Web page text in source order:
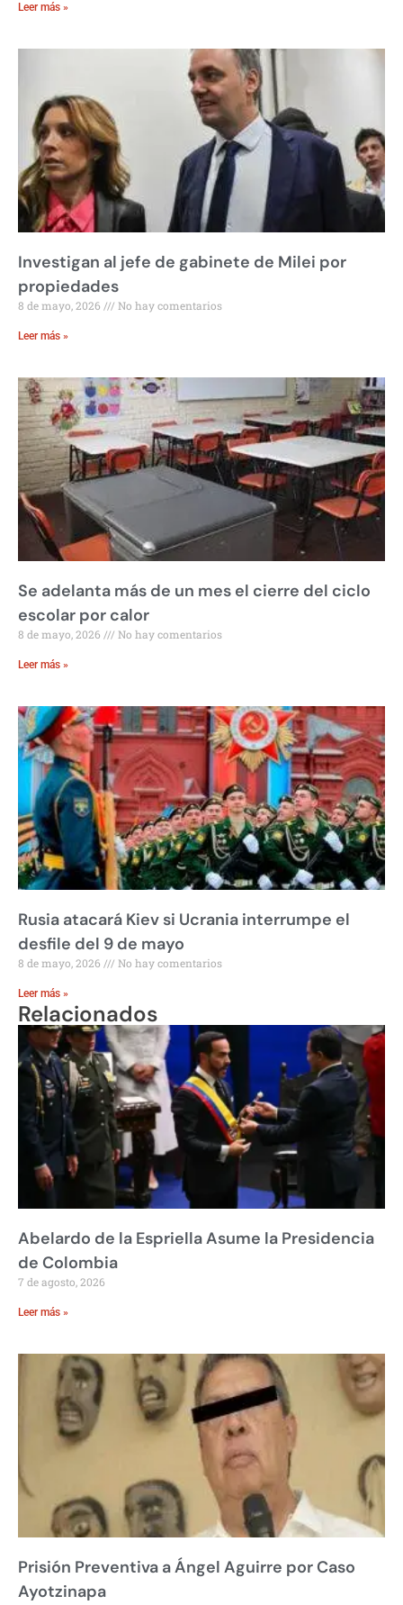
Leer más »
Investigan al jefe de gabinete de Milei por
propiedades
8 de mayo, 2026 No hay comentarios
Leer más »
Se adelanta más de un mes el cierre del ciclo
escolar por calor
8 de mayo, 2026 No hay comentarios
Leer más »
Rusia atacará Kiev si Ucrania interrumpe el
desfile del 9 de mayo
8 de mayo, 2026 No hay comentarios
Leer más »
Relacionados
Abelardo de la Espriella Asume la Presidencia
de Colombia
7 de agosto, 2026
Leer más »
Prisión Preventiva a Ángel Aguirre por Caso
Ayotzinapa